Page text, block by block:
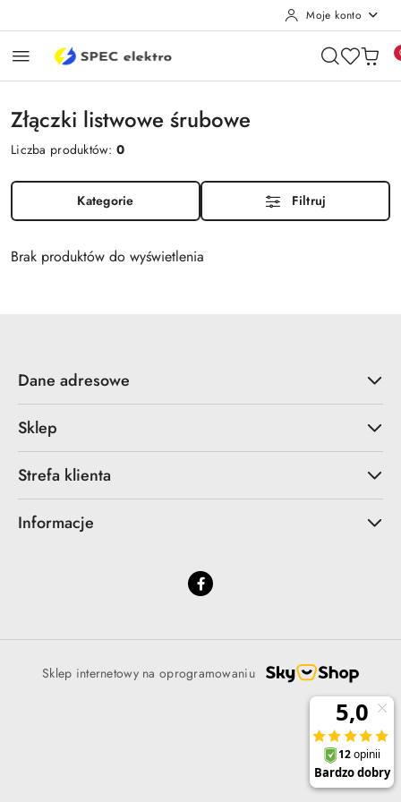
Moje konto
Złączki listwowe śrubowe
Liczba produktów:0
Kategorie Filtruj
Brak produktów do wyświetlenia
Dane adresowe
Sklep
Strefa klienta
Informacje
Sklep internetowy na oprogramowaniu